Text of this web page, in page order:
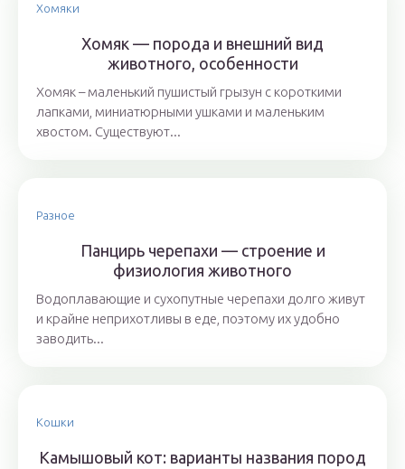
Хомяки
Хомяк — порода и внешний вид
животного, особенности
Хомяк – маленький пушистый грызун с короткими
лапками, миниатюрными ушками и маленьким
хвостом. Существуют...
Разное
Панцирь черепахи — строение и
физиология животного
Водоплавающие и сухопутные черепахи долго живут
и крайне неприхотливы в еде, поэтому их удобно
заводить...
Кошки
Камышовый кот: варианты названия пород